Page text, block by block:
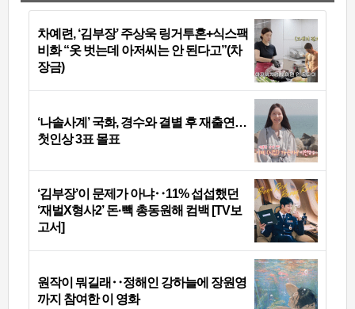
차예련, ‘김부장’ 주상욱 링거투혼+식스팩
비화 “옷 벗는데 아저씨는 안 된다고”(차
장금)
‘나솔사계’ 국화, 경수와 결별 후 재출연…
첫인상 3표 몰표
‘김부장’이 문제가 아냐‥11% 섭섭했던
‘재벌X형사2’ 돈·빽 총동원해 컴백 [TV보
고서]
원작이 뭐길래‥정해인 강하늘에 장원영
까지 참여한 이 영화